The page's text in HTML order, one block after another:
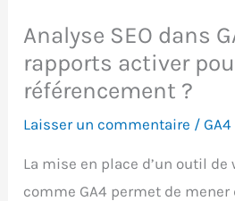
Analyse SEO dans
rapports activer
référencement ?
Laisser un commentaire /GA4
La mise en place d’un outil de
comme GA4 permet de mener